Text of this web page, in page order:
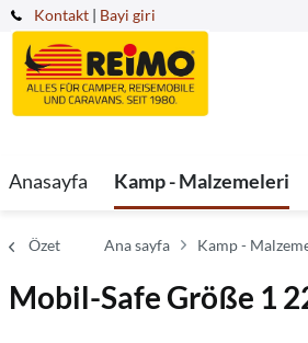
Kontakt | Bayi giri
Anasayfa Kamp - Malzemeleri
Özet Ana sayfa Kamp -
Mobil-Safe Größe 1